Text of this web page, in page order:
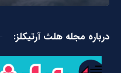
درباره مجله هلث آرتیکلز: